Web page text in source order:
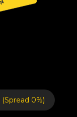
(Spread 0%)